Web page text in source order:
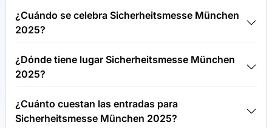
¿Cuándo se celebra Sicherheitsmesse München
2025?
Sicherheitsmesse München 2025 tendrá lugar entre
25/06/25 y 26/06/25.
¿Dónde tiene lugar Sicherheitsmesse München
2025?
Sicherheitsmesse München 2025 tendrá lugar en
Centro Internacional de Congresos de Múnich,
Alemania.
¿Cuánto cuestan las entradas para
Sicherheitsmesse München 2025?